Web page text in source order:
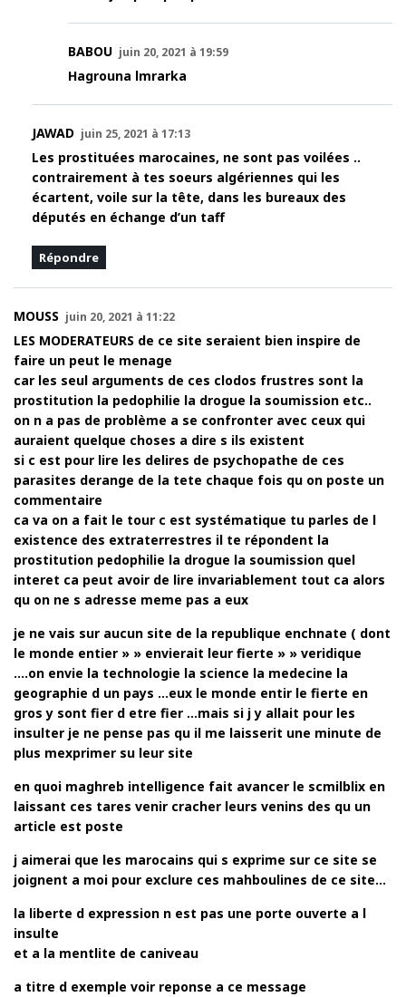
BABOU juin 20, 2021 à 19:59
Hagrouna lmrarka
JAWAD juin 25, 2021 à 17:13
Les prostituées marocaines, ne sont pas voilées ..
contrairement à tes soeurs algériennes qui les
écartent, voile sur la tête, dans les bureaux des
députés en échange d’un taff
Répondre
MOUSS juin 20, 2021 à 11:22
LES MODERATEURS de ce site seraient bien inspire de
faire un peut le menage
car les seul arguments de ces clodos frustres sont la
prostitution la pedophilie la drogue la soumission etc..
on n a pas de problème a se confronter avec ceux qui
auraient quelque choses a dire s ils existent
si c est pour lire les delires de psychopathe de ces
parasites derange de la tete chaque fois qu on poste un
commentaire
ca va on a fait le tour c est systématique tu parles de l
existence des extraterrestres il te répondent la
prostitution pedophilie la drogue la soumission quel
interet ca peut avoir de lire invariablement tout ca alors
qu on ne s adresse meme pas a eux
je ne vais sur aucun site de la republique enchnate ( dont
le monde entier » » envierait leur fierte » » veridique
….on envie la technologie la science la medecine la
geographie d un pays …eux le monde entir le fierte en
gros y sont fier d etre fier …mais si j y allait pour les
insulter je ne pense pas qu il me laisserit une minute de
plus mexprimer su leur site
en quoi maghreb intelligence fait avancer le scmilblix en
laissant ces tares venir cracher leurs venins des qu un
article est poste
j aimerai que les marocains qui s exprime sur ce site se
joignent a moi pour exclure ces mahboulines de ce site…
la liberte d expression n est pas une porte ouverte a l
insulte
et a la mentlite de caniveau
a titre d exemple voir reponse a ce message